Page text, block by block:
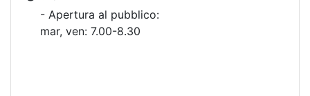
- Apertura al pubblico:
mar, ven: 7.00-8.30